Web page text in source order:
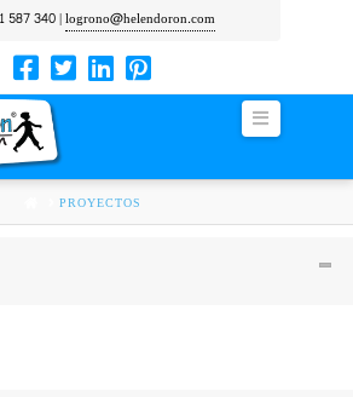
587 340 |logrono@helendoron.com
Navigation
HOME
PROYECTOS